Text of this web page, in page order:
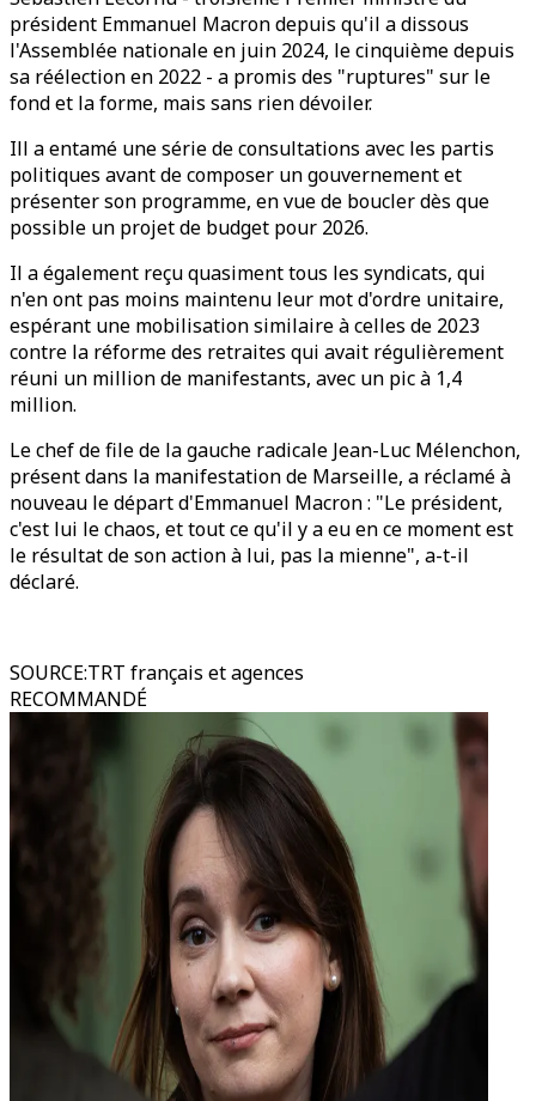
président Emmanuel Macron depuis qu'il a dissous
l'Assemblée nationale en juin 2024, le cinquième depuis
sa réélection en 2022 - a promis des "ruptures" sur le
fond et la forme, mais sans rien dévoiler.
Ill a entamé une série de consultations avec les partis
politiques avant de composer un gouvernement et
présenter son programme, en vue de boucler dès que
possible un projet de budget pour 2026.
Il a également reçu quasiment tous les syndicats, qui
n'en ont pas moins maintenu leur mot d'ordre unitaire,
espérant une mobilisation similaire à celles de 2023
contre la réforme des retraites qui avait régulièrement
réuni un million de manifestants, avec un pic à 1,4
million.
Le chef de file de la gauche radicale Jean-Luc Mélenchon,
présent dans la manifestation de Marseille, a réclamé à
nouveau le départ d'Emmanuel Macron : "Le président,
c'est lui le chaos, et tout ce qu'il y a eu en ce moment est
le résultat de son action à lui, pas la mienne", a-t-il
déclaré.
SOURCE:TRT français et agences
RECOMMANDÉ